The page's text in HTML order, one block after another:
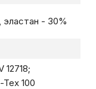
- 30%
12718;
100